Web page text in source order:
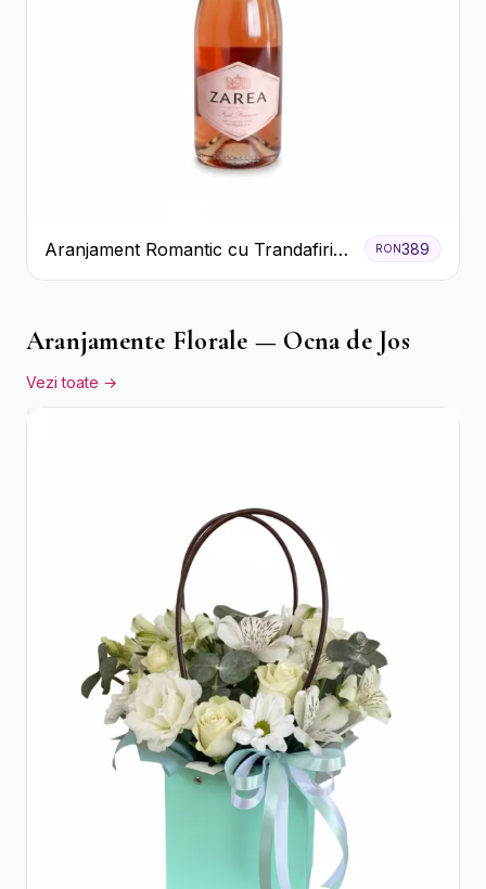
Aranjament Romantic cu Trandafiri
Roșii și Șampanie rose
RON389
Aranjamente Florale — Ocna de Jos
Vezi toate →